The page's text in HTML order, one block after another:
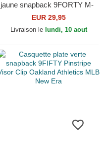
jaune snapback 9FORTY M-
Crown Player Replica
Oakland Athletics MLB New...
EUR 29,95
Livraison le lundi, 10 aout